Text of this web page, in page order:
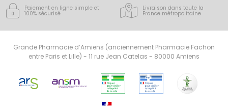
Paiement en ligne simple et
100% sécurisé
Livraison dans toute la
France métropolitaine
Grande Pharmacie d’Amiens (anciennement Pharmacie Fachon
entre Paris et Lille) - 11 rue Jean Catelas - 80000 Amiens